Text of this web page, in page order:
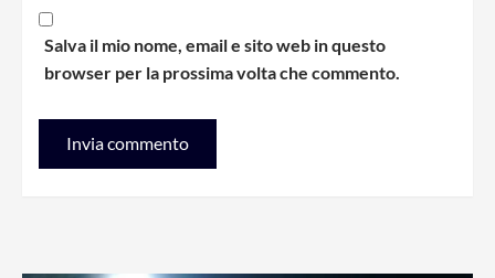
Salva il mio nome, email e sito web in questo
browser per la prossima volta che commento.